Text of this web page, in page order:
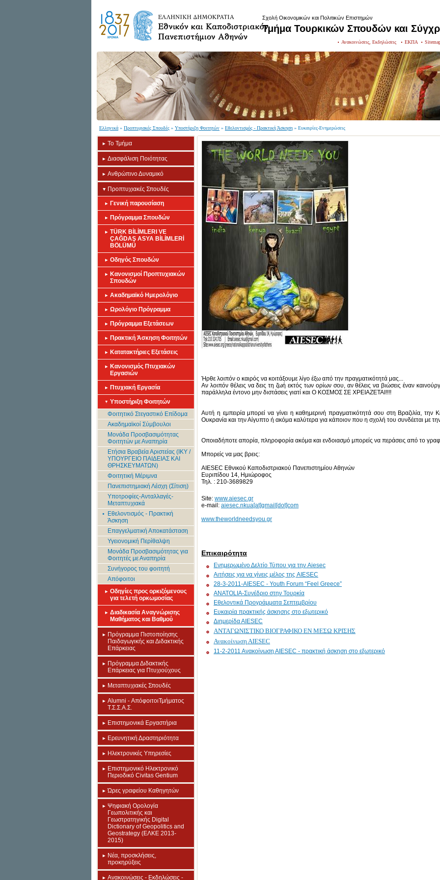
Σχολή Οικονομικών και Πολιτικών Επιστημών
Τμήμα Τουρκικών Σπουδών και
Ανακοινώσεις, Εκδηλώσεις ΕΚΠΑ
Ελληνικά » Προπτυχιακές Σπουδές » Υποστήριξη Φοιτητών » Εθελοντισμός - Πρακτική Άσκηση » Ευκαιρίες-Ενημερώσεις
Το Τμήμα
Διασφάλιση Ποιότητας
Ανθρώπινο Δυναμικό
Προπτυχιακές Σπουδές
Γενική παρουσίαση
Πρόγραμμα Σπουδών
TÜRK BİLİMLERI VE
ÇAĞDAŞ ASYA BİLİMLERİ
BÖLÜMÜ
Οδηγός Σπουδών
Κανονισμoί Προπτυχιακών
Σπουδών
Ακαδημαϊκό Ημερολόγιο
Ωρολόγιο Πρόγραμμα
Πρόγραμμα Εξετάσεων
Πρακτική Άσκηση Φοιτητών
Κατατακτήριες Εξετάσεις
Κανονισμός Πτυχιακών
Εργασιών
Πτυχιακή Εργασία
Υποστήριξη Φοιτητών
Φοιτητικό Στεγαστικό Επίδομα
Ακαδημαϊκοί Σύμβουλοι
Μονάδα Προσβασιμότητας
Φοιτητών με Αναπηρία
Ετήσια Βραβεία Αριστείας (IKY /
ΥΠΟΥΡΓΕΙΟ ΠΑΙΔΕΙΑΣ ΚΑΙ
ΘΡΗΣΚΕΥΜΑΤΩΝ)
Φοιτητική Μέριμνα
Πανεπιστημιακή Λέσχη (Σίτιση)
Υποτροφίες-Ανταλλαγές-
Μεταπτυχιακά
Εθελοντισμός - Πρακτική
Άσκηση
Επαγγελματική Αποκατάσταση
Υγειονομική Περίθαλψη
Μονάδα Προσβασιμότητας για
Φοιτητές με Αναπηρία
Συνήγορος του φοιτητή
Απόφοιτοι
Οδηγίες προς ορκιζόμενους
για τελετή ορκωμοσίας
Διαδικασία Αναγνώρισης
Μαθήματος και Βαθμού
Πρόγραμμα Πιστοποίησης
Παιδαγωγικής και Διδακτικής
Επάρκειας
Πρόγραμμα Διδακτικής
Επάρκειας για Πτυχιούχους
Μεταπτυχιακές Σπουδές
Alumni - ΑπόφοιτοιΤμήματος
Τ.Σ.Σ.Α.Σ.
Επιστημονικά Εργαστήρια
Eρευνητική Δραστηριότητα
Ηλεκτρονικές Υπηρεσίες
Επιστημονικό Ηλεκτρονικό
Περιοδικό Civitas Gentium
Ώρες γραφείου Καθηγητών
Ψηφιακή Ορολογία
Γεωπολιτικής και
Γεωστρατηγικής Digital
Dictionary of Geopolitics and
Geostrategy (ΕΛΚΕ 2013-
2015)
Νέα, προσκλήσεις,
προκηρύξεις
Ανακοινώσεις - Εκδηλώσεις -
Ήρθε λοιπόν ο καιρός να κοιτάξουμε λίγο έξω από την πραγματικότητά μας...
Αν λοιπόν θέλεις να δεις τη ζωή εκτός των ορίων σου, αν θέλεις να βιώσεις έναν
παράλληλα έντονο μην διστάσεις γιατί και Ο ΚΟΣΜΟΣ ΣΕ ΧΡΕΙΑΖΕΤΑΙ!!!!
Αυτή η εμπειρία μπορεί να γίνει η καθημερινή πραγματικότητά σου στη Βραζιλία, την
Ουκρανία και την Αίγυπτο ή ακόμα καλύτερα για κάποιον που η σχολή του συνδέεται με
Οποιαδήποτε απορία, πληροφορία ακόμα και ενδοιασμό μπορείς να περάσεις από το
Μπορείς να μας βρεις:
AIESEC Εθνικού Καποδιστριακού Πανεπιστημίου Αθηνών
Ευριπίδου 14, Ημιώροφος
Τηλ. : 210-3689829
Site: www.aiesec.gr
e-mail: aiesec.nkua[at]gmail[dot]com
www.theworldneedsyou.gr
Επικαιρότητα
Ενημερωμένο Δελτίο Τύπου για την Aiesec
Αιτήσεις για να γίνεις μέλος της AIESEC
28-3-2011-AIESEC - Youth Forum “Feel Greece”
ANATOLIA-Συνέδριο στην Τουρκία
Εθελοντικά Προγράμματα Σεπτεμβρίου
Eυκαιρία πρακτικής άσκησης στο εξωτερικό
Διημερίδα ΑΙΕSEC
ΑΝΤΑΓΩΝΙΣΤΙΚΟ ΒΙΟΓΡΑΦΙΚΟ ΕΝ ΜΕΣΩ ΚΡΙΣΗΣ
Ανακοίνωση ΑΙESEC
11-2-2011 Aνακοίνωση ΑΙΕSEC - πρακτική άσκηση στο εξωτερικό